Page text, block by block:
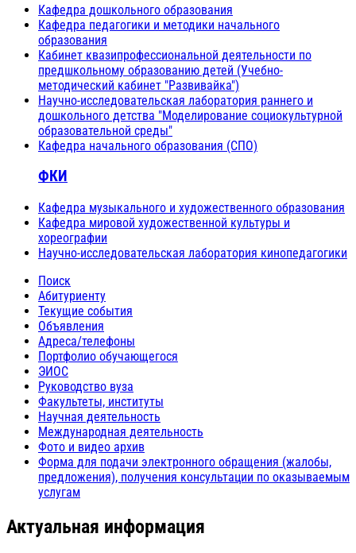
Кафедра дошкольного образования
Кафедра педагогики и методики начального
образования
Кабинет квазипрофессиональной деятельности по
предшкольному образованию детей (Учебно-
методический кабинет "Развивайка")
Научно-исследовательская лаборатория раннего и
дошкольного детства "Моделирование социокультурной
образовательной среды"
Кафедра начального образования (СПО)
ФКИ
Кафедра музыкального и художественного образования
Кафедра мировой художественной культуры и
хореографии
Научно-исследовательская лаборатория кинопедагогики
Поиск
Абитуриенту
Текущие события
Объявления
Адреса/телефоны
Портфолио обучающегося
ЭИОС
Руководство вуза
Факультеты, институты
Научная деятельность
Международная деятельность
Фото и видео архив
Форма для подачи электронного обращения (жалобы,
предложения), получения консультации по оказываемым
услугам
Актуальная информация